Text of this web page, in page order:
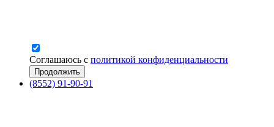
Соглашаюсь с политикой конфиденциальности
(8552) 91-90-91